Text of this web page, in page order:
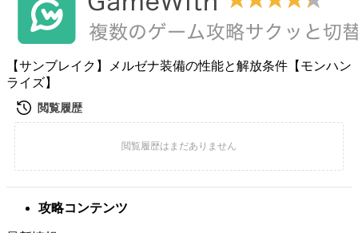
【サンブレイク】メルゼナ装備の性能と解放条件【モンハン
ライズ】
攻略コンテンツ